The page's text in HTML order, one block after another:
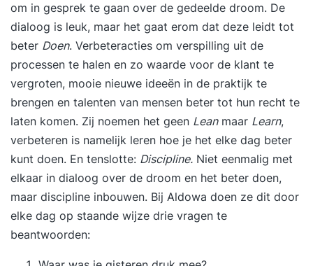
om in gesprek te gaan over de gedeelde droom. De
dialoog is leuk, maar het gaat erom dat deze leidt tot
beter Doen. Verbeteracties om verspilling uit de
processen te halen en zo waarde voor de klant te
vergroten, mooie nieuwe ideeën in de praktijk te
brengen en talenten van mensen beter tot hun recht te
laten komen. Zij noemen het geen Leanmaar Learn,
verbeteren is namelijk leren hoe je het elke dag beter
kunt doen. En tenslotte: Discipline. Niet eenmalig met
elkaar in dialoog over de droom en het beter doen,
maar discipline inbouwen. Bij Aldowa doen ze dit door
elke dag op staande wijze drie vragen te
beantwoorden: